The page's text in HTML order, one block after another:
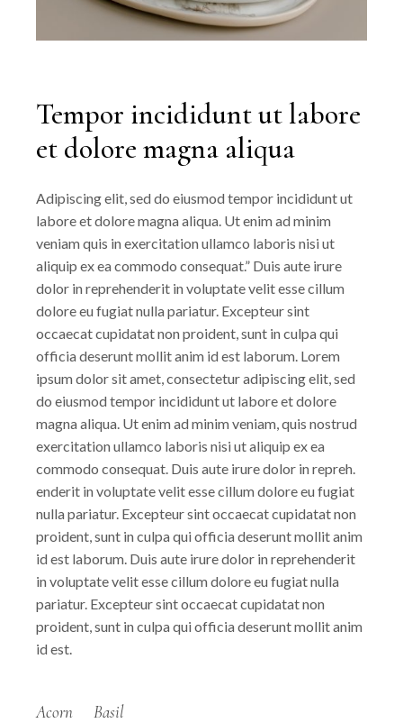
Tempor incididunt ut labore
et dolore magna aliqua
Adipiscing elit, sed do eiusmod tempor incididunt ut
labore et dolore magna aliqua. Ut enim ad minim
veniam quis in exercitation ullamco laboris nisi ut
aliquip ex ea commodo consequat.” Duis aute irure
dolor in reprehenderit in voluptate velit esse cillum
dolore eu fugiat nulla pariatur. Excepteur sint
occaecat cupidatat non proident, sunt in culpa qui
officia deserunt mollit anim id est laborum. Lorem
ipsum dolor sit amet, consectetur adipiscing elit, sed
do eiusmod tempor incididunt ut labore et dolore
magna aliqua. Ut enim ad minim veniam, quis nostrud
exercitation ullamco laboris nisi ut aliquip ex ea
commodo consequat. Duis aute irure dolor in repreh.
enderit in voluptate velit esse cillum dolore eu fugiat
nulla pariatur. Excepteur sint occaecat cupidatat non
proident, sunt in culpa qui officia deserunt mollit anim
id est laborum. Duis aute irure dolor in reprehenderit
in voluptate velit esse cillum dolore eu fugiat nulla
pariatur. Excepteur sint occaecat cupidatat non
proident, sunt in culpa qui officia deserunt mollit anim
id est.
Acorn Basil